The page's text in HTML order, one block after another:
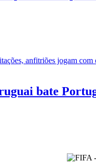
anfitriões jogam
bate